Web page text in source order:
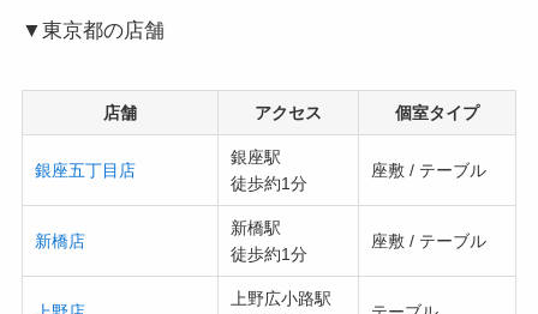
▼東京都の店舗
店舗 アクセス 個室タイプ
銀座五丁目店
銀座駅
徒歩約1分
座敷 / テーブル
新橋店
新橋駅
徒歩約1分
座敷 / テーブル
上野広小路駅